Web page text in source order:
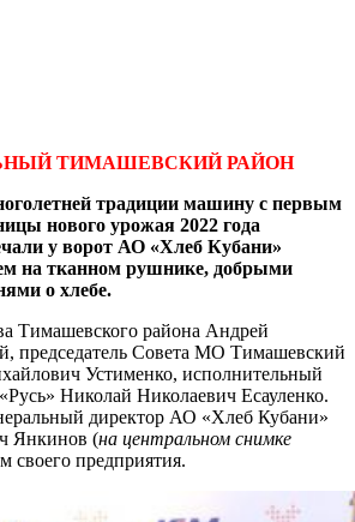
ТИМАШЕВСКИЙ РАЙОН
традиции машину с первым
нового урожая 2022 года
у ворот АО «Хлеб Кубани»
на тканном рушнике, добрыми
о хлебе.
Тимашевского района Андрей
председатель Совета МО Тимашевский
Устименко, исполнительный
Николай Николаевич Есауленко.
директор АО «Хлеб Кубани»
Янкинов (на центральном снимке
своего предприятия.